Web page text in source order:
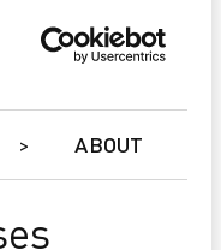
ABOUT
nosotros
más a la
al compromiso de
digital, edición y